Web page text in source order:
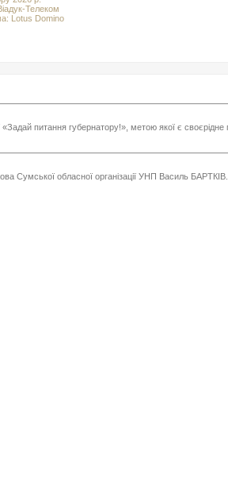
Телеком
Lotus Domino
питання губернатору!», метою якої є своєрідне
Сумської обласної організації УНП Василь БАРТКІВ.